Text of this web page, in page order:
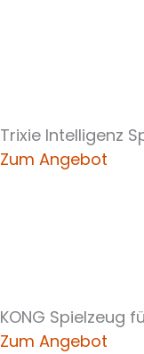
Trixie Intelligenz
Zum Angebot
KONG Spielzeug
Zum Angebot